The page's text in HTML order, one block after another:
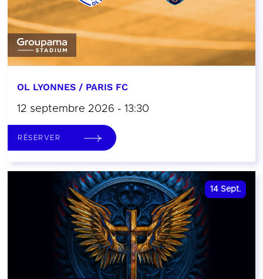
OL LYONNES / PARIS FC
12 septembre 2026 - 13:30
RÉSERVER
14 Sept.